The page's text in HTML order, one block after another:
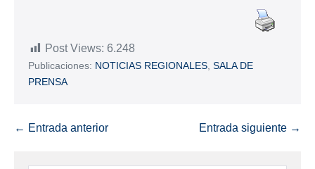
Post Views: 6.248
Publicaciones: NOTICIAS REGIONALES SALA DE
PRENSA
← Entrada anterior Entrada siguiente →